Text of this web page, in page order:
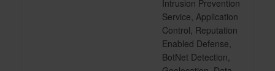
Intrusion Prevention
Service, Application
Control, Reputation
Enabled Defense,
BotNet Detection,